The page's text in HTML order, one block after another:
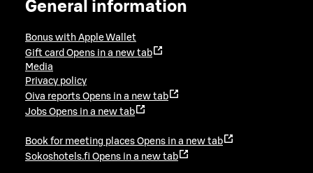
General information
Bonus with Apple Wallet
Gift card Opens in a new tab
Media
Privacy policy
Oiva reports Opens in a new tab
Jobs Opens in a new tab
Book for meeting places Opens in a new tab
Sokoshotels.fi Opens in a new tab